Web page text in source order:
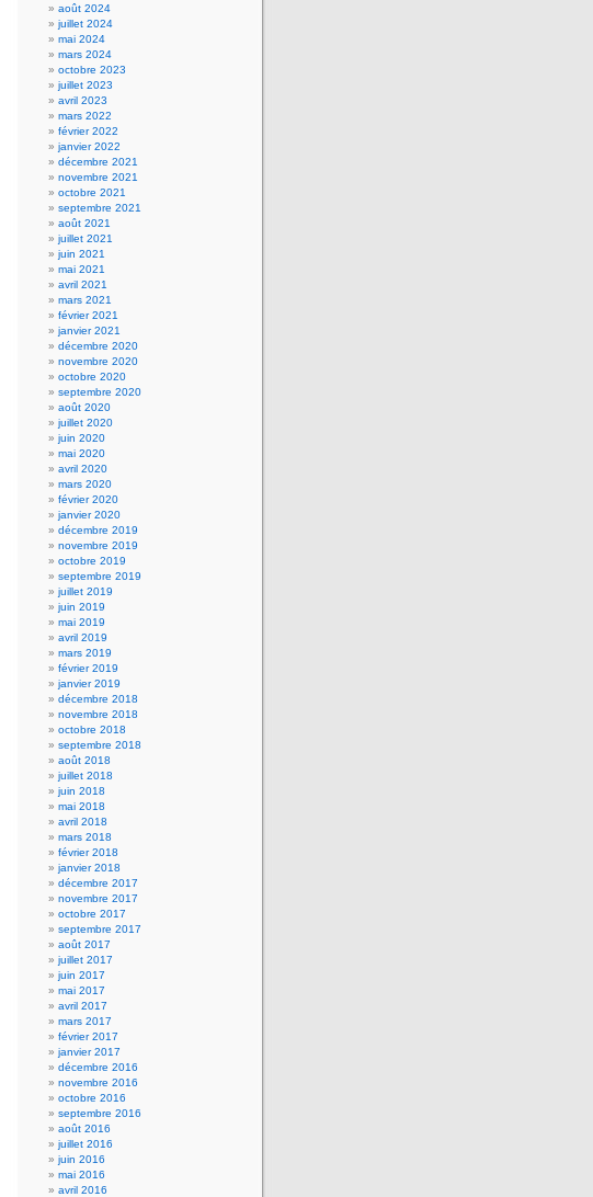
août 2024
juillet 2024
mai 2024
mars 2024
octobre 2023
juillet 2023
avril 2023
mars 2022
février 2022
janvier 2022
décembre 2021
novembre 2021
octobre 2021
septembre 2021
août 2021
juillet 2021
juin 2021
mai 2021
avril 2021
mars 2021
février 2021
janvier 2021
décembre 2020
novembre 2020
octobre 2020
septembre 2020
août 2020
juillet 2020
juin 2020
mai 2020
avril 2020
mars 2020
février 2020
janvier 2020
décembre 2019
novembre 2019
octobre 2019
septembre 2019
juillet 2019
juin 2019
mai 2019
avril 2019
mars 2019
février 2019
janvier 2019
décembre 2018
novembre 2018
octobre 2018
septembre 2018
août 2018
juillet 2018
juin 2018
mai 2018
avril 2018
mars 2018
février 2018
janvier 2018
décembre 2017
novembre 2017
octobre 2017
septembre 2017
août 2017
juillet 2017
juin 2017
mai 2017
avril 2017
mars 2017
février 2017
janvier 2017
décembre 2016
novembre 2016
octobre 2016
septembre 2016
août 2016
juillet 2016
juin 2016
mai 2016
avril 2016